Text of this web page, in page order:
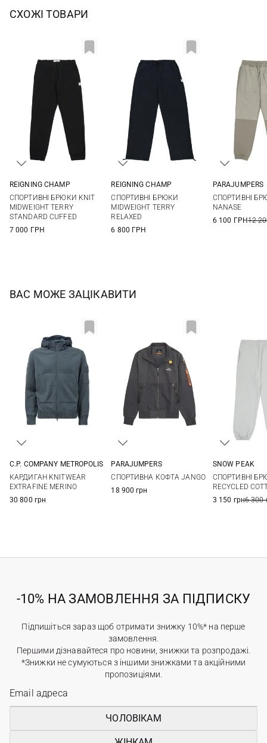
СХОЖІ ТОВАРИ
REIGNING CHAMP
СПОРТИВНІ БРЮКИ KNIT
MIDWEIGHT TERRY
STANDARD CUFFED
7 000 ГРН
XXL
REIGNING CHAMP
СПОРТИВНІ БРЮКИ
MIDWEIGHT TERRY
RELAXED
6 800 ГРН
XXL
PARAJUMPERS
СПОРТИВНІ
NANASE
6 100 ГРН12
ВАС МОЖЕ ЗАЦІКАВИТИ
C.P. COMPANY METROPOLIS
КАРДИГАН KNITWEAR
EXTRAFINE MERINO
30 800 грн
PARAJUMPERS
СПОРТИВНА КОФТА JANGO
18 900 грн
SNOW PEAK
СПОРТИВНІ
RECYCLED
3 150 грн6 300
-10% НА ЗАМОВЛЕННЯ ЗА ПІДПИСКУ
Підпишіться зараз щоб отримати знижку 10%* на перше
замовлення.
Першими дізнавайтеся про новини, знижки та розпродажі.
*Знижки не сумуються з іншими знижками та акційними
пропозиціями.
ЧОЛОВІКАМ